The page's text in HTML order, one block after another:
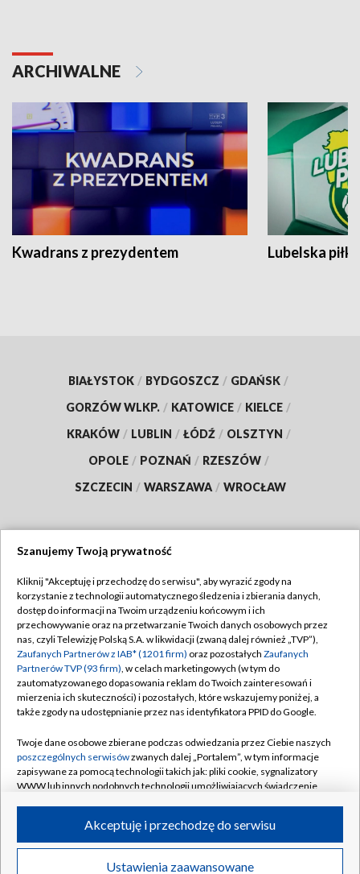
ARCHIWALNE
Kwadrans z prezydentem Lubelska piłka
BIAŁYSTOK / BYDGOSZCZ / GDAŃSK /
GORZÓW WLKP. / KATOWICE / KIELCE /
KRAKÓW / LUBLIN / ŁÓDŹ / OLSZTYN /
OPOLE / POZNAŃ / RZESZÓW /
SZCZECIN / WARSZAWA / WROCŁAW
TVP
Abonament TVP
Emisja w TVP
Centrum informacji TVP
Naziemna Telewizja Cyfrowa
Rada Programowa
System NOS
Informacje o nadawcy
Program dla prasy
Regulamin TVP
Polityka prywatności
Moje zgody
Pomoc
Kontakt
Kanały
©2026 Telewizja Polska S.A. w likwidacji
Szanujemy Twoją prywatność
Kliknij "Akceptuję i przechodzę do serwisu", aby wyrazić zgody na
korzystanie z technologii automatycznego śledzenia i zbierania danych,
dostęp do informacji na Twoim urządzeniu końcowym i ich
przechowywanie oraz na przetwarzanie Twoich danych osobowych przez
nas, czyli Telewizję Polską S.A. w likwidacji (zwaną dalej również „TVP”),
Zaufanych Partnerów z IAB* (1201 firm) oraz pozostałych Zaufanych
Partnerów TVP (93 firm), w celach marketingowych (w tym do
zautomatyzowanego dopasowania reklam do Twoich zainteresowań i
mierzenia ich skuteczności) i pozostałych, które wskazujemy poniżej, a
także zgody na udostępnianie przez nas identyfikatora PPID do Google.
Twoje dane osobowe zbierane podczas odwiedzania przez Ciebie naszych
poszczególnych serwisówzwanych dalej „Portalem”, w tym informacje
zapisywane za pomocą technologii takich jak: pliki cookie, sygnalizatory
WWW lub innych podobnych technologii umożliwiających świadczenie
ruchu w Internecie.
Twoje dane osobowe zbierane podczas odwiedzania przez Ciebie
Ustawienia zaawansowane
Akceptuję i przechodzę do serwisu